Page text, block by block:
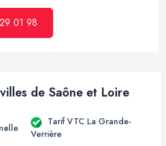
01 98
de Saône et Loire
Tarif VTC La Grande-
Verrière